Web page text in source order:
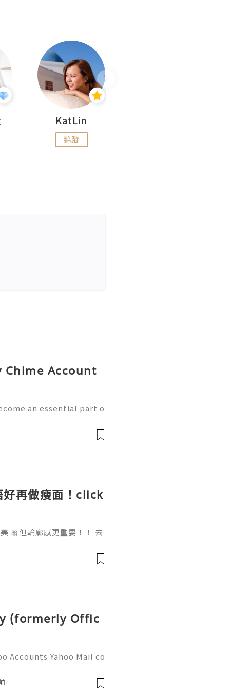
KatLin
追蹤
Chime Account
an essential part o
handle payments, moni
好再做瘦面！click
🎀但輪廓感更重要！！ 去
(formerly Offic
Accounts Yahoo Mail co
and online a